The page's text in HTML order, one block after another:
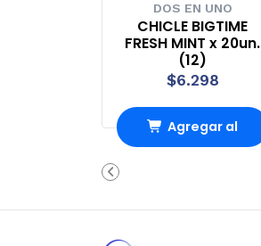
DOS EN UNO
CHICLE BIGTIME
FRESH MINT x 20un.
(12)
$6.298
Agregar al